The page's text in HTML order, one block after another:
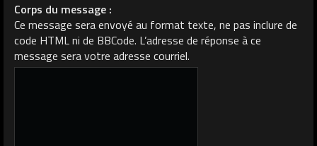
Corps du message :
Ce message sera envoyé au format texte, ne pas inclure de
code HTML ni de BBCode. L’adresse de réponse à ce
message sera votre adresse courriel.